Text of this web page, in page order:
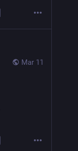
Mar 11